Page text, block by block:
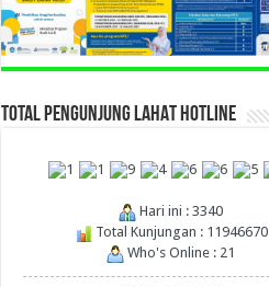
TOTAL PENGUNJUNG LAHAT HOTLINE
Hari ini : 3340
Total Kunjungan : 11946670
Who's Online : 21